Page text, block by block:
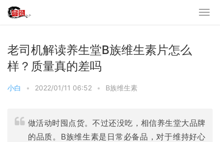
老司机解读养生堂B族维生素片怎么
样？质量真的差吗
小白 • 2022/01/11 06:52 • B族维生素
做活动时囤点货。不过还没吃，相信养生堂大品牌
的品质。B族维生素是日常必备品，对于维持好心